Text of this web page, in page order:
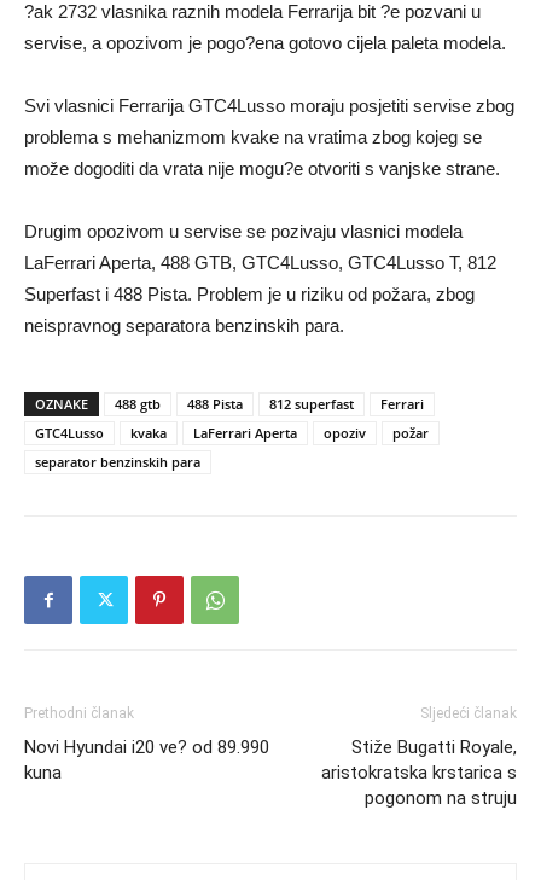
?ak 2732 vlasnika raznih modela Ferrarija bit ?e pozvani u
servise, a opozivom je pogo?ena gotovo cijela paleta modela.
Svi vlasnici Ferrarija GTC4Lusso moraju posjetiti servise zbog
problema s mehanizmom kvake na vratima zbog kojeg se
može dogoditi da vrata nije mogu?e otvoriti s vanjske strane.
Drugim opozivom u servise se pozivaju vlasnici modela
LaFerrari Aperta, 488 GTB, GTC4Lusso, GTC4Lusso T, 812
Superfast i 488 Pista. Problem je u riziku od požara, zbog
neispravnog separatora benzinskih para.
OZNAKE 488 gtb 488 Pista 812 superfast
Ferrari
GTC4Lusso
kvaka LaFerrari Aperta opoziv
požar
separator benzinskih para
Prethodni članak
Novi Hyundai i20 ve? od 89.990
kuna
Sljedeći članak
Stiže Bugatti Royale,
aristokratska krstarica s
pogonom na struju